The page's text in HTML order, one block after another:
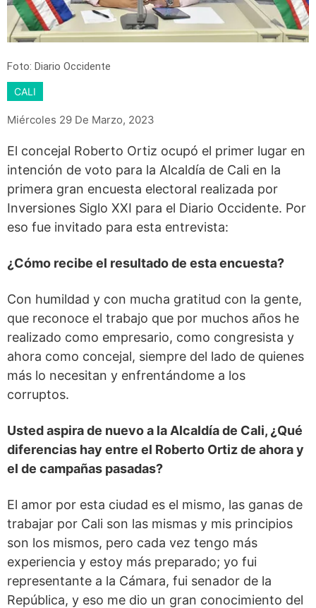
Foto: Diario Occidente
CALI
Miércoles 29 De Marzo, 2023
El concejal Roberto Ortiz ocupó el primer lugar en
intención de voto para la Alcaldía de Cali en la
primera gran encuesta electoral realizada por
Inversiones Siglo XXI para el Diario Occidente. Por
eso fue invitado para esta entrevista:
¿Cómo recibe el resultado de esta encuesta?
Con humildad y con mucha gratitud con la gente,
que reconoce el trabajo que por muchos años he
realizado como empresario, como congresista y
ahora como concejal, siempre del lado de quienes
más lo necesitan y enfrentándome a los
corruptos.
Usted aspira de nuevo a la Alcaldía de Cali, ¿Qué
diferencias hay entre el Roberto Ortiz de ahora y
el de campañas pasadas?
El amor por esta ciudad es el mismo, las ganas de
trabajar por Cali son las mismas y mis principios
son los mismos, pero cada vez tengo más
experiencia y estoy más preparado; yo fui
representante a la Cámara, fui senador de la
República, y eso me dio un gran conocimiento del